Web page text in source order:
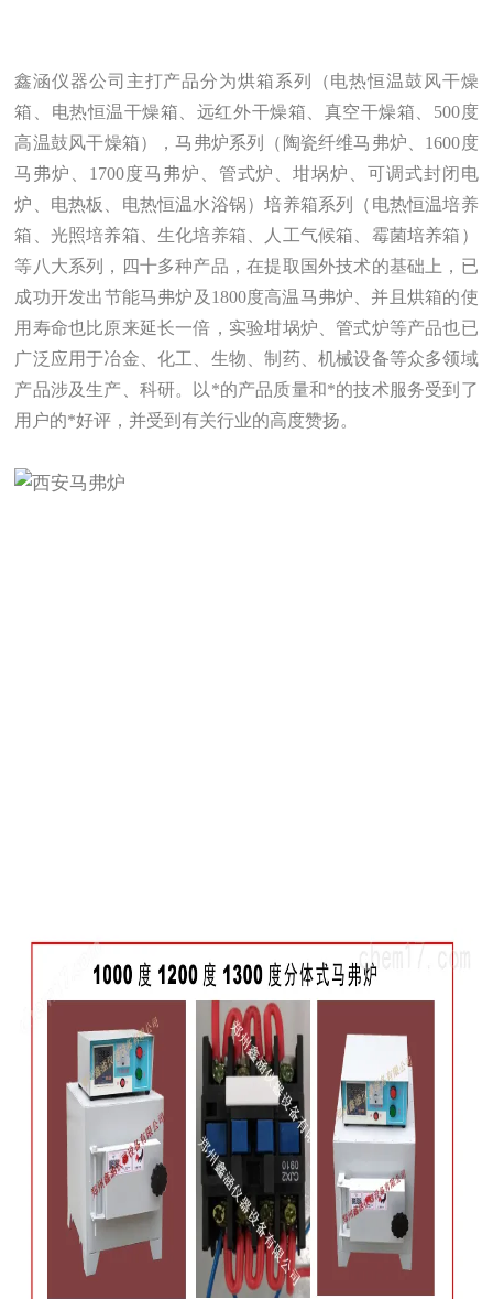
鑫涵仪器公司主打产品分为烘箱系列（电热恒温鼓风干燥
箱、电热恒温干燥箱、远红外干燥箱、真空干燥箱、500度
高温鼓风干燥箱），马弗炉系列（陶瓷纤维马弗炉、1600度
马弗炉、1700度马弗炉、管式炉、坩埚炉、可调式封闭电
炉、电热板、电热恒温水浴锅）培养箱系列（电热恒温培养
箱、光照培养箱、生化培养箱、人工气候箱、霉菌培养箱）
等八大系列，四十多种产品，在提取国外技术的基础上，已
成功开发出节能马弗炉及1800度高温马弗炉、并且烘箱的使
用寿命也比原来延长一倍，实验坩埚炉、管式炉等产品也已
广泛应用于冶金、化工、生物、制药、机械设备等众多领域
产品涉及生产、科研。以 *的产品质量和*的技术服务受到了
用户的*好评，并受到有关行业的高度赞扬。